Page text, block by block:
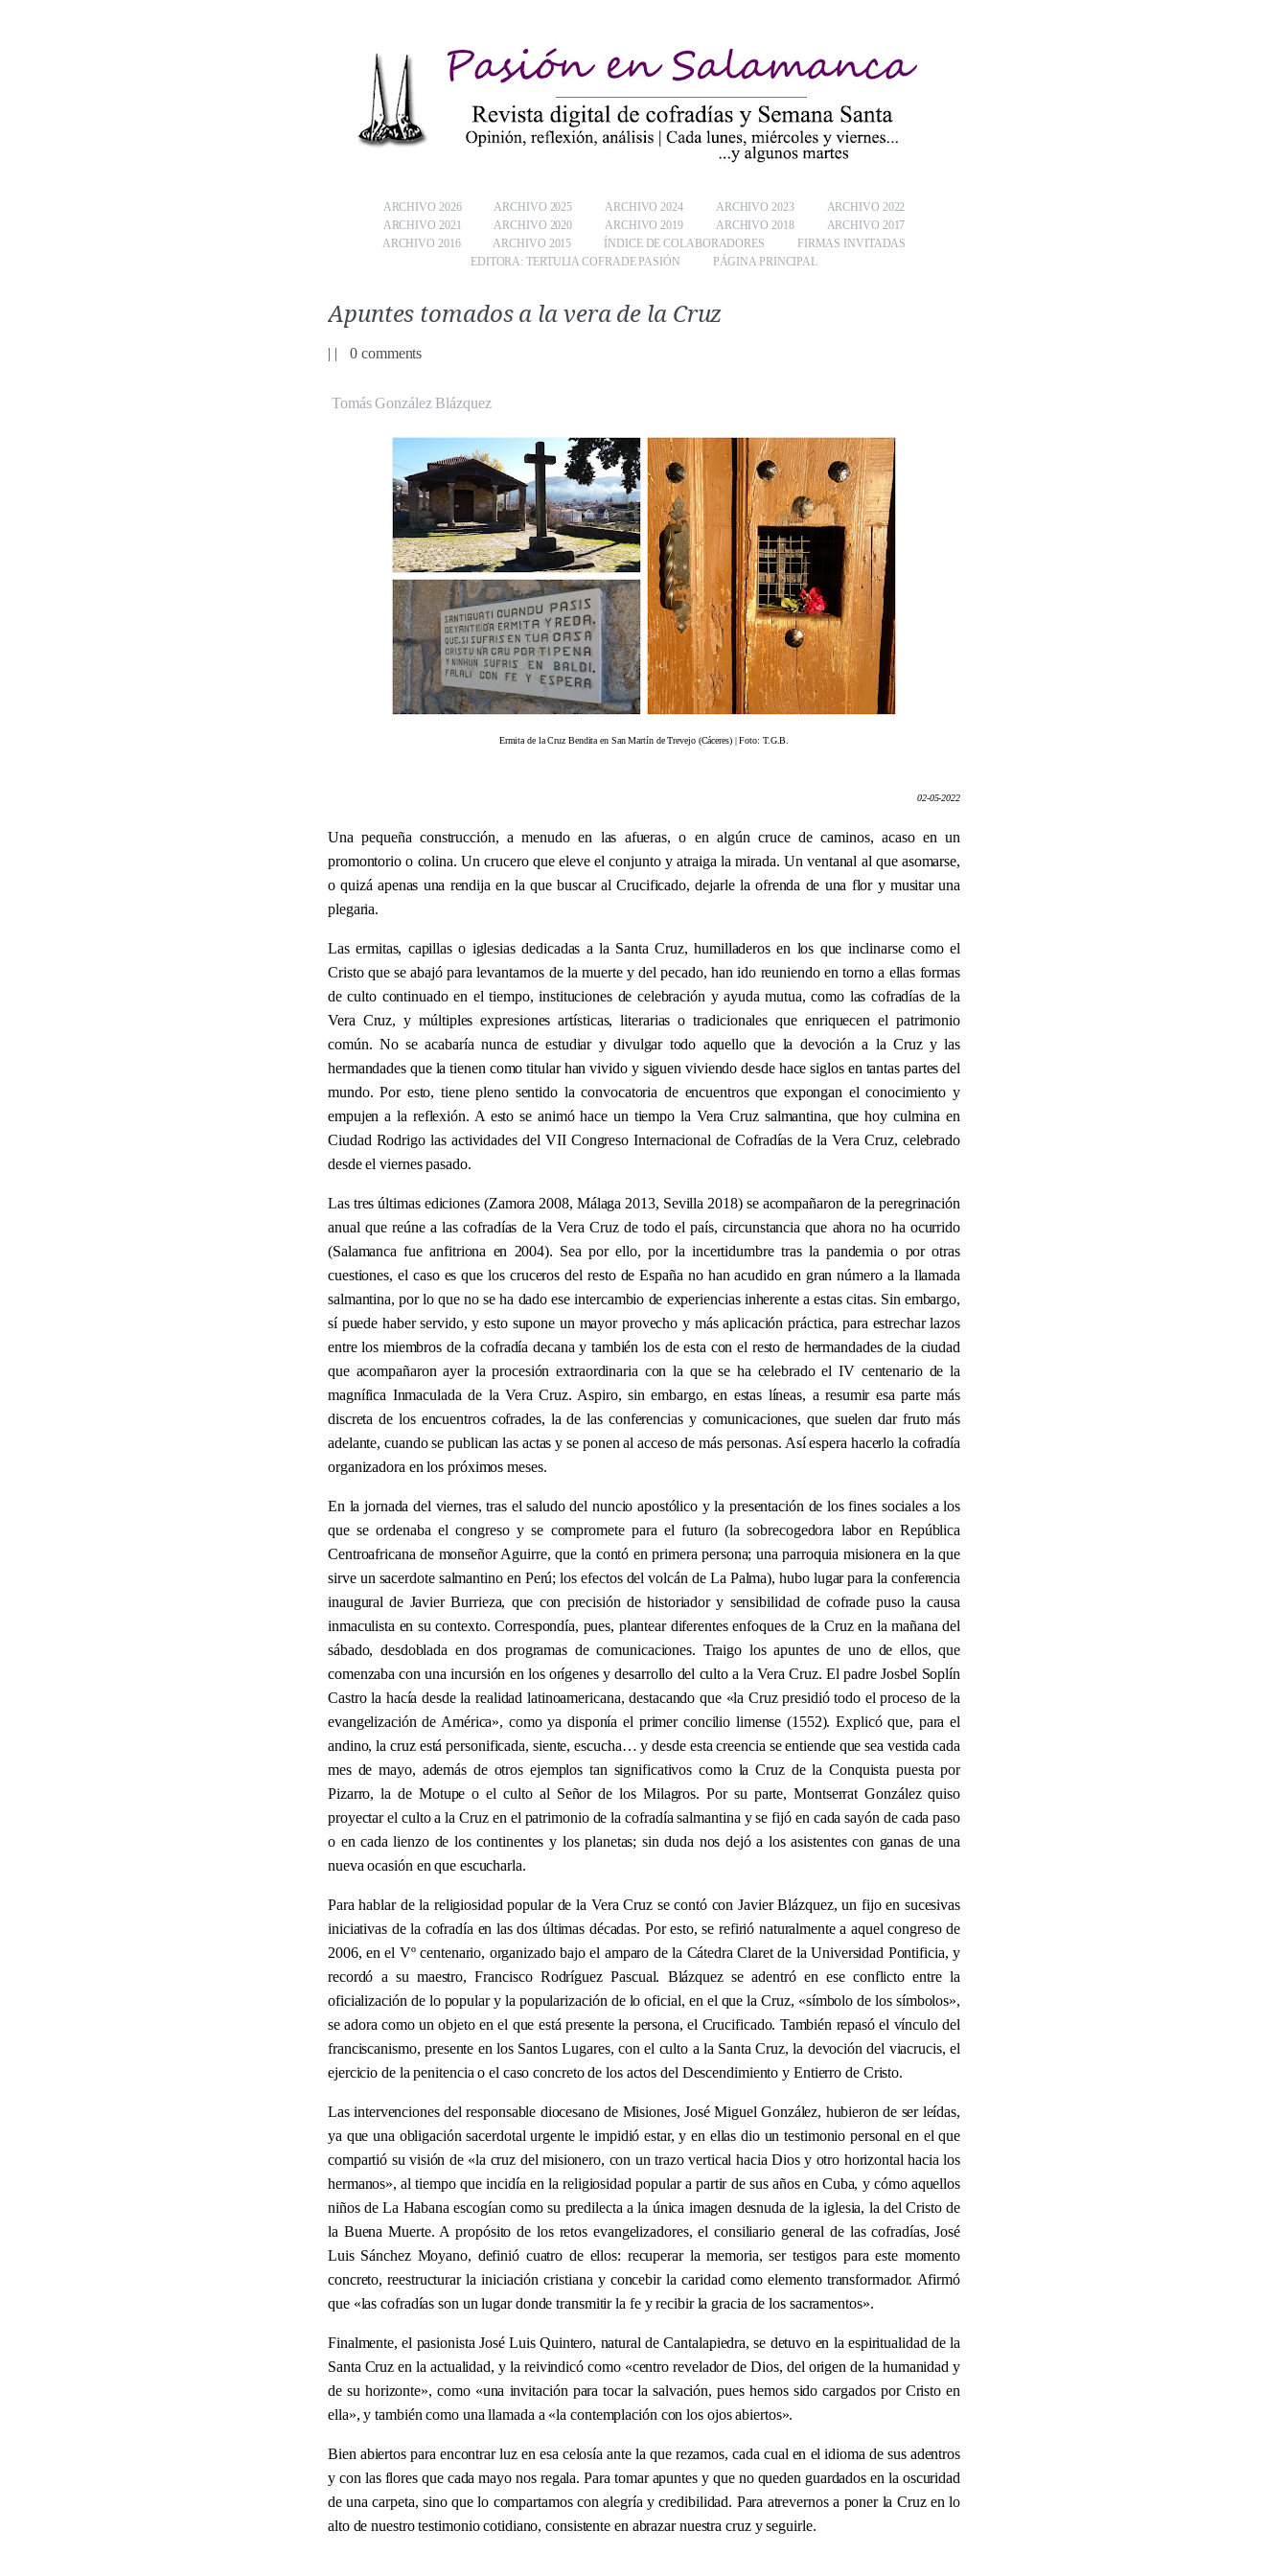
ARCHIVO 2026 ARCHIVO 2025 ARCHIVO 2024 ARCHIVO 2023
ARCHIVO 2022
ARCHIVO 2021
ARCHIVO 2020 ARCHIVO 2019 ARCHIVO 2018
ARCHIVO 2017
ARCHIVO 2016
ARCHIVO 2015 ÍNDICE DE COLABORADORES
FIRMAS INVITADAS
EDITORA: TERTULIA COFRADE PASIÓN
PÁGINA PRINCIPAL
Apuntes tomados a la vera de la Cruz
| | 0 comments
Tomás González Blázquez
Ermita de la Cruz Bendita en San Martín de Trevejo (Cáceres) | Foto: T.G.B.
02-05-2022
Una pequeña construcción, a menudo en las afueras, o en algún cruce de caminos, acaso en un
promontorio o colina. Un crucero que eleve el conjunto y atraiga la mirada. Un ventanal al que asomarse,
o quizá apenas una rendija en la que buscar al Crucificado, dejarle la ofrenda de una flor y musitar una
plegaria.
Las ermitas, capillas o iglesias dedicadas a la Santa Cruz, humilladeros en los que inclinarse como el
Cristo que se abajó para levantarnos de la muerte y del pecado, han ido reuniendo en torno a ellas formas
de culto continuado en el tiempo, instituciones de celebración y ayuda mutua, como las cofradías de la
Vera Cruz, y múltiples expresiones artísticas, literarias o tradicionales que enriquecen el patrimonio
común. No se acabaría nunca de estudiar y divulgar todo aquello que la devoción a la Cruz y las
hermandades que la tienen como titular han vivido y siguen viviendo desde hace siglos en tantas partes del
mundo. Por esto, tiene pleno sentido la convocatoria de encuentros que expongan el conocimiento y
empujen a la reflexión. A esto se animó hace un tiempo la Vera Cruz salmantina, que hoy culmina en
Ciudad Rodrigo las actividades del VII Congreso Internacional de Cofradías de la Vera Cruz, celebrado
desde el viernes pasado.
Las tres últimas ediciones (Zamora 2008, Málaga 2013, Sevilla 2018) se acompañaron de la peregrinación
anual que reúne a las cofradías de la Vera Cruz de todo el país, circunstancia que ahora no ha ocurrido
(Salamanca fue anfitriona en 2004). Sea por ello, por la incertidumbre tras la pandemia o por otras
cuestiones, el caso es que los cruceros del resto de España no han acudido en gran número a la llamada
salmantina, por lo que no se ha dado ese intercambio de experiencias inherente a estas citas. Sin embargo,
sí puede haber servido, y esto supone un mayor provecho y más aplicación práctica, para estrechar lazos
entre los miembros de la cofradía decana y también los de esta con el resto de hermandades de la ciudad
que acompañaron ayer la procesión extraordinaria con la que se ha celebrado el IV centenario de la
magnífica Inmaculada de la Vera Cruz. Aspiro, sin embargo, en estas líneas, a resumir esa parte más
discreta de los encuentros cofrades, la de las conferencias y comunicaciones, que suelen dar fruto más
adelante, cuando se publican las actas y se ponen al acceso de más personas. Así espera hacerlo la cofradía
organizadora en los próximos meses.
En la jornada del viernes, tras el saludo del nuncio apostólico y la presentación de los fines sociales a los
que se ordenaba el congreso y se compromete para el futuro (la sobrecogedora labor en República
Centroafricana de monseñor Aguirre, que la contó en primera persona; una parroquia misionera en la que
sirve un sacerdote salmantino en Perú; los efectos del volcán de La Palma), hubo lugar para la conferencia
inaugural de Javier Burrieza, que con precisión de historiador y sensibilidad de cofrade puso la causa
inmaculista en su contexto. Correspondía, pues, plantear diferentes enfoques de la Cruz en la mañana del
sábado, desdoblada en dos programas de comunicaciones. Traigo los apuntes de uno de ellos, que
comenzaba con una incursión en los orígenes y desarrollo del culto a la Vera Cruz. El padre Josbel Soplín
Castro la hacía desde la realidad latinoamericana, destacando que «la Cruz presidió todo el proceso de la
evangelización de América», como ya disponía el primer concilio limense (1552). Explicó que, para el
andino, la cruz está personificada, siente, escucha… y desde esta creencia se entiende que sea vestida cada
mes de mayo, además de otros ejemplos tan significativos como la Cruz de la Conquista puesta por
Pizarro, la de Motupe o el culto al Señor de los Milagros. Por su parte, Montserrat González quiso
proyectar el culto a la Cruz en el patrimonio de la cofradía salmantina y se fijó en cada sayón de cada paso
o en cada lienzo de los continentes y los planetas; sin duda nos dejó a los asistentes con ganas de una
nueva ocasión en que escucharla.
Para hablar de la religiosidad popular de la Vera Cruz se contó con Javier Blázquez, un fijo en sucesivas
iniciativas de la cofradía en las dos últimas décadas. Por esto, se refirió naturalmente a aquel congreso de
2006, en el Vº centenario, organizado bajo el amparo de la Cátedra Claret de la Universidad Pontificia, y
recordó a su maestro, Francisco Rodríguez Pascual. Blázquez se adentró en ese conflicto entre la
oficialización de lo popular y la popularización de lo oficial, en el que la Cruz, «símbolo de los símbolos»,
se adora como un objeto en el que está presente la persona, el Crucificado. También repasó el vínculo del
franciscanismo, presente en los Santos Lugares, con el culto a la Santa Cruz, la devoción del viacrucis, el
ejercicio de la penitencia o el caso concreto de los actos del Descendimiento y Entierro de Cristo.
Las intervenciones del responsable diocesano de Misiones, José Miguel González, hubieron de ser leídas,
ya que una obligación sacerdotal urgente le impidió estar, y en ellas dio un testimonio personal en el que
compartió su visión de «la cruz del misionero, con un trazo vertical hacia Dios y otro horizontal hacia los
hermanos», al tiempo que incidía en la religiosidad popular a partir de sus años en Cuba, y cómo aquellos
niños de La Habana escogían como su predilecta a la única imagen desnuda de la iglesia, la del Cristo de
la Buena Muerte. A propósito de los retos evangelizadores, el consiliario general de las cofradías, José
Luis Sánchez Moyano, definió cuatro de ellos: recuperar la memoria, ser testigos para este momento
concreto, reestructurar la iniciación cristiana y concebir la caridad como elemento transformador. Afirmó
que «las cofradías son un lugar donde transmitir la fe y recibir la gracia de los sacramentos».
Finalmente, el pasionista José Luis Quintero, natural de Cantalapiedra, se detuvo en la espiritualidad de la
Santa Cruz en la actualidad, y la reivindicó como «centro revelador de Dios, del origen de la humanidad y
de su horizonte», como «una invitación para tocar la salvación, pues hemos sido cargados por Cristo en
ella», y también como una llamada a «la contemplación con los ojos abiertos».
Bien abiertos para encontrar luz en esa celosía ante la que rezamos, cada cual en el idioma de sus adentros
y con las flores que cada mayo nos regala. Para tomar apuntes y que no queden guardados en la oscuridad
de una carpeta, sino que lo compartamos con alegría y credibilidad. Para atrevernos a poner la Cruz en lo
alto de nuestro testimonio cotidiano, consistente en abrazar nuestra cruz y seguirle.